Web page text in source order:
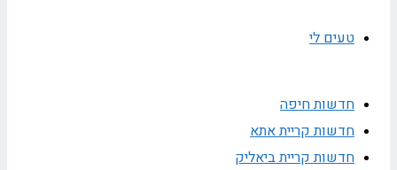
טעים לי
חדשות חיפה
חדשות קריית אתא
חדשות קריית ביאליק